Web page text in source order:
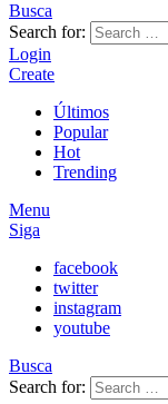
Busca
Search for:
Login
Create
Últimos
Popular
Hot
Trending
Menu
Siga
facebook
twitter
instagram
youtube
Busca
Search for: